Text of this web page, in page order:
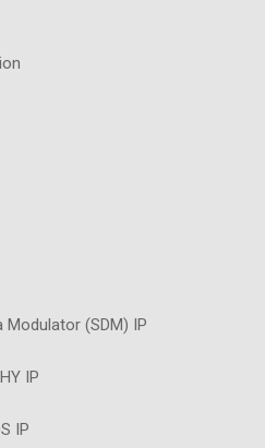
Modulator (SDM) IP
IP
IP